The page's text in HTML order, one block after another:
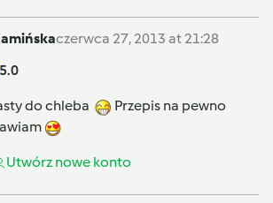
czerwca 27, 2013 at 21:28
5.0
do chleba
Przepis na pewno
Utwórz nowe konto